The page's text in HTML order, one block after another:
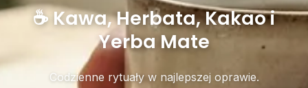
☕ Kawa, Herbata, Kakao i
Yerba Mate
Codzienne rytuały w najlepszej oprawie.